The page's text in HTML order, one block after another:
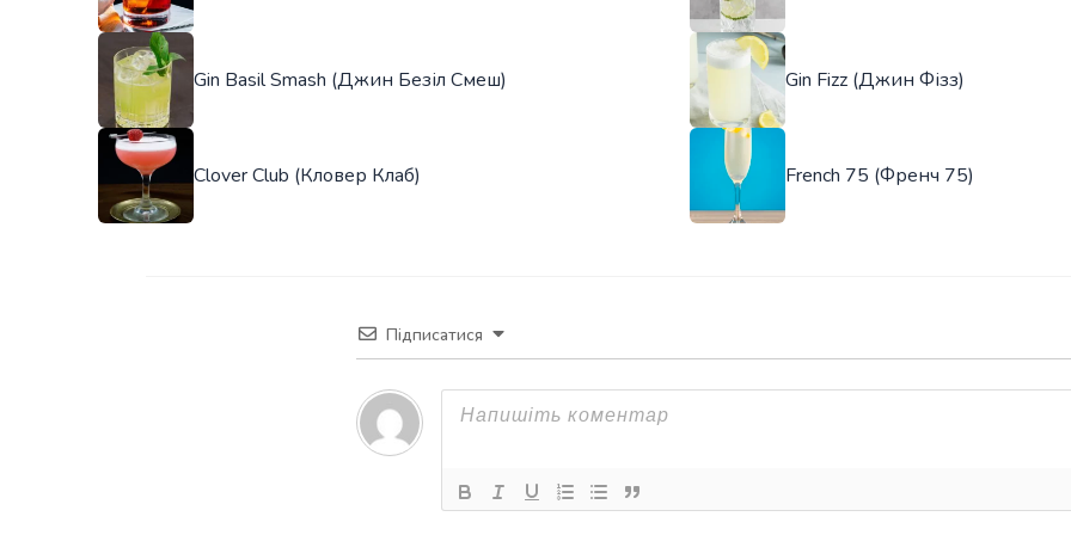
Gin Basil Smash (Джин Безіл Смеш) Gin Fizz (Джин Фізз)
Clover Club (Кловер Клаб) French 75 (Френч 75)
Підписатися